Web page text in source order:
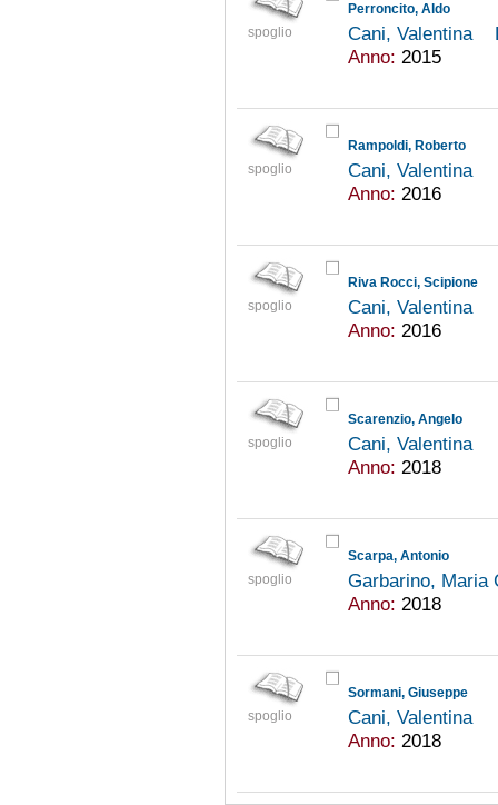
spoglio
Perroncito, Aldo
Cani, Valentina
Anno: 2015
spoglio
Rampoldi, Roberto
Cani, Valentina
Anno: 2016
spoglio
Riva Rocci, Scipione
Cani, Valentina
Anno: 2016
spoglio
Scarenzio, Angelo
Cani, Valentina
Anno: 2018
spoglio
Scarpa, Antonio
Garbarino, Maria
Anno: 2018
spoglio
Sormani, Giuseppe
Cani, Valentina
Anno: 2018